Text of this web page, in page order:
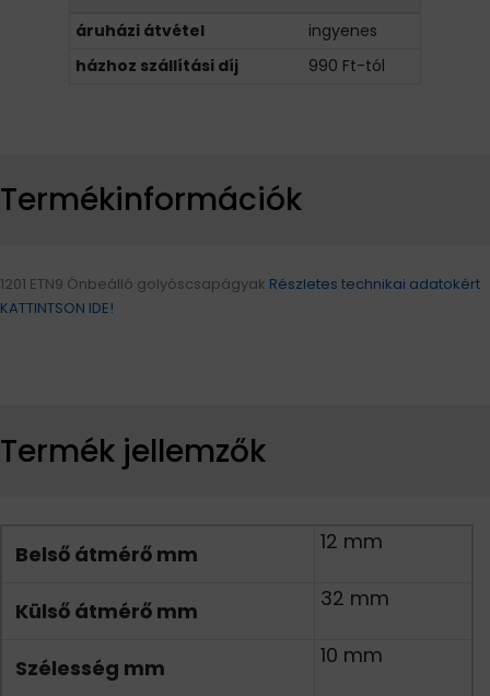
áruházi átvétel
ingyenes
házhoz szállítási díj
990 Ft-tól
Termékinformációk
1201 ETN9 Önbeálló golyóscsapágyak Részletes technikai adatokért
KATTINTSON IDE!
Termék jellemzők
Belső átmérő mm 12 mm
Külső átmérő mm 32 mm
Szélesség mm 10 mm